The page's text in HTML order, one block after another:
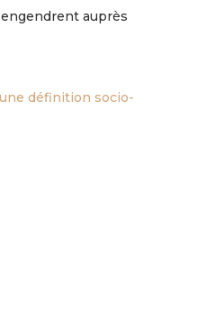
auprès
définition socio-